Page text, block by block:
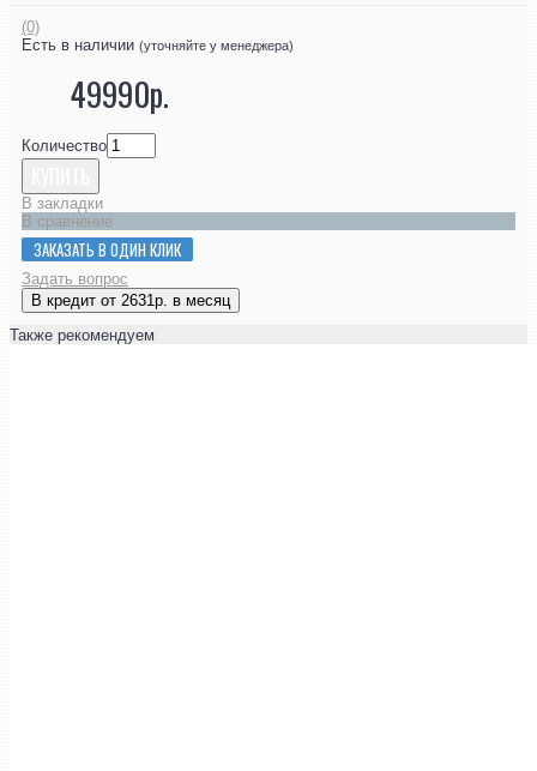
(0)
Есть в наличии (уточняйте у менеджера)
49990р.
Количество
В закладки
В сравнение
ЗАКАЗАТЬ В ОДИН КЛИК
Задать вопрос
В кредит от 2631р. в месяц
Также рекомендуем